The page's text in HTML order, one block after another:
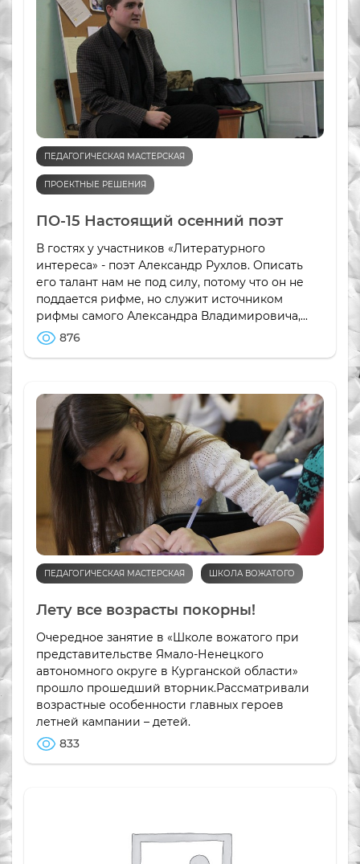
ПЕДАГОГИЧЕСКАЯ МАСТЕРСКАЯ
ПРОЕКТНЫЕ РЕШЕНИЯ
ПО-15 Настоящий осенний поэт
В гостях у участников «Литературного
интереса» - поэт Александр Рухлов. Описать
его талант нам не под силу, потому что он не
поддается рифме, но служит источником
рифмы самого Александра Владимировича,...
876
ПЕДАГОГИЧЕСКАЯ МАСТЕРСКАЯ ШКОЛА ВОЖАТОГО
Лету все возрасты покорны!
Очередное занятие в «Школе вожатого при
представительстве Ямало-Ненецкого
автономного округе в Курганской области»
прошло прошедший вторник.Рассматривали
возрастные особенности главных героев
летней кампании – детей.
833